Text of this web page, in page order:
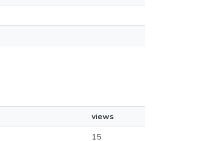
views
15